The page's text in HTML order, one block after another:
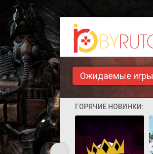
Ожидаемые игры
ГОРЯЧИЕ НОВИНКИ: